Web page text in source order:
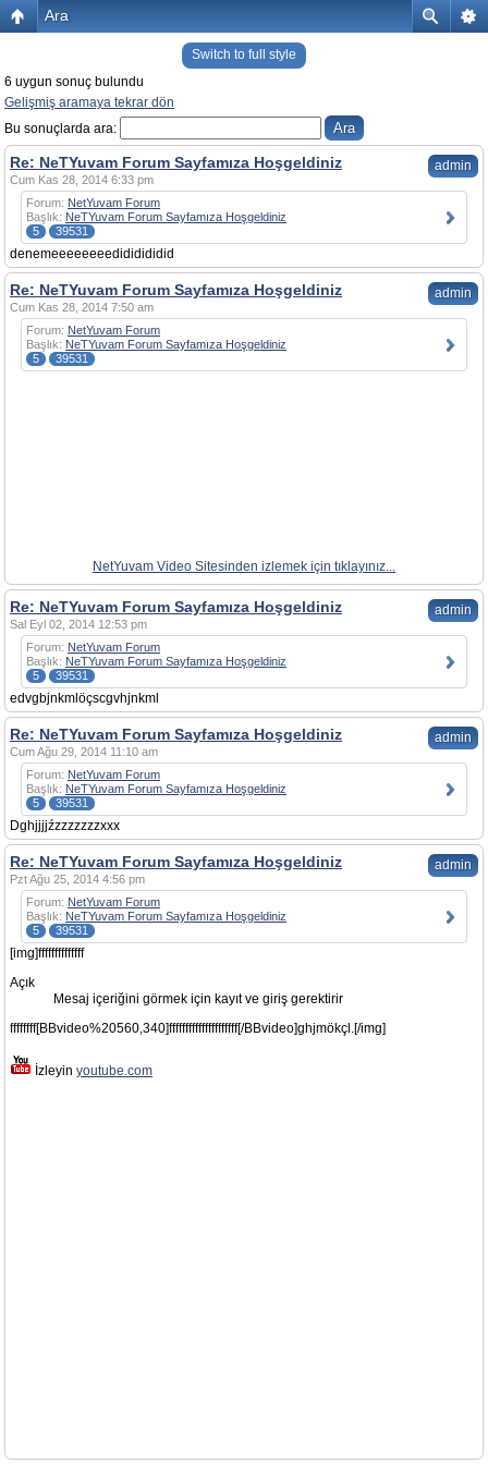
Ara
Switch to full style
6 uygun sonuç bulundu
Gelişmiş aramaya tekrar dön
Bu sonuçlarda ara:
admin
Re: NeTYuvam Forum Sayfamıza Hoşgeldiniz
Cum Kas 28, 2014 6:33 pm
Forum: NetYuvam Forum
Başlık: NeTYuvam Forum Sayfamıza Hoşgeldiniz
5
39531
denemeeeeeeeedididididid
admin
Re: NeTYuvam Forum Sayfamıza Hoşgeldiniz
Cum Kas 28, 2014 7:50 am
Forum: NetYuvam Forum
Başlık: NeTYuvam Forum Sayfamıza Hoşgeldiniz
5
39531
NetYuvam Video Sitesinden izlemek için tıklayınız...
admin
Re: NeTYuvam Forum Sayfamıza Hoşgeldiniz
Sal Eyl 02, 2014 12:53 pm
Forum: NetYuvam Forum
Başlık: NeTYuvam Forum Sayfamıza Hoşgeldiniz
5
39531
edvgbjnkmlöçscgvhjnkml
admin
Re: NeTYuvam Forum Sayfamıza Hoşgeldiniz
Cum Ağu 29, 2014 11:10 am
Forum: NetYuvam Forum
Başlık: NeTYuvam Forum Sayfamıza Hoşgeldiniz
5
39531
Dghjjjjźzzzzzzzxxx
admin
Re: NeTYuvam Forum Sayfamıza Hoşgeldiniz
Pzt Ağu 25, 2014 4:56 pm
Forum: NetYuvam Forum
Başlık: NeTYuvam Forum Sayfamıza Hoşgeldiniz
5
39531
[img]ffffffffffffff
Açık
Mesaj içeriğini görmek için kayıt ve giriş gerektirir
ffffffff[BBvideo%20560,340]fffffffffffffffffffff[/BBvideo]ghjmökçl.[/img]
İzleyin youtube.com